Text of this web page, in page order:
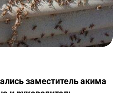
заместитель акима